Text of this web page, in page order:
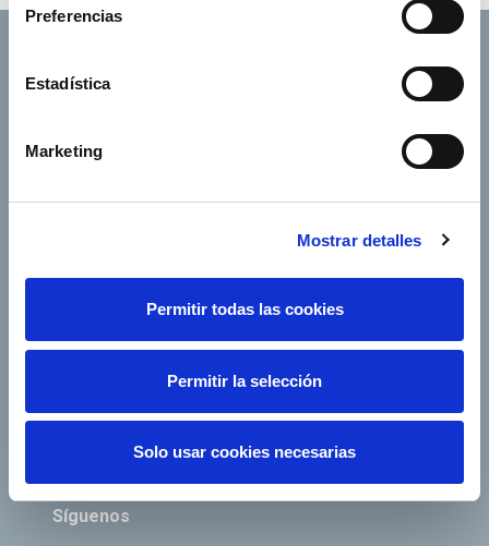
Preferencias
Estadística
Marketing
Mostrar detalles
Permitir todas las cookies
Permitir la selección
Solo usar cookies necesarias
Accionistas e inversoresGobierno corporativo
Proveedores
Síguenos